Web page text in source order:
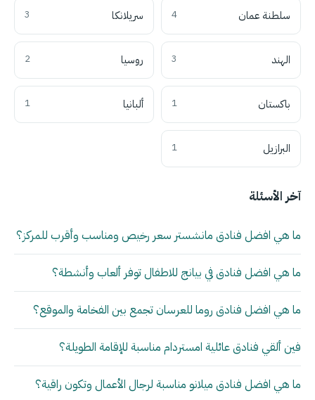
سلطنة عمان 4 سريلانكا 3
الهند 3 روسيا 2
باكستان 1 ألبانيا 1
البرازيل 1
آخر الأسئلة
ما هي افضل فنادق مانشستر سعر رخيص ومناسب وأقرب للمركز؟
ما هي افضل فنادق في بيانج للاطفال توفر ألعاب وأنشطة؟
ما هي افضل فنادق روما للعرسان تجمع بين الفخامة والموقع؟
فين ألقي فنادق عائلية امستردام مناسبة للإقامة الطويلة؟
ما هي افضل فنادق ميلانو مناسبة لرجال الأعمال وتكون راقية؟